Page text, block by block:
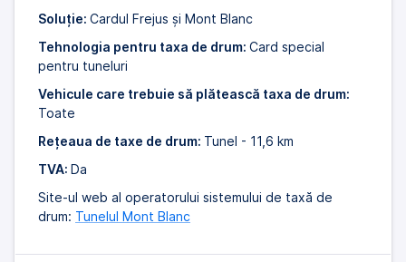
Soluție: Cardul Frejus și Mont Blanc
Tehnologia pentru taxa de drum: Card special
pentru tuneluri
Vehicule care trebuie să plătească taxa de drum:
Toate
Rețeaua de taxe de drum: Tunel - 11,6 km
TVA: Da
Site-ul web al operatorului sistemului de taxă de
drum: Tunelul Mont Blanc